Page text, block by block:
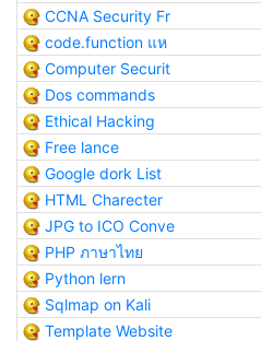
CCNA Security Fr
code.function แห
Computer Securit
Dos commands
Ethical Hacking
Free lance
Google dork List
HTML Charecter
JPG to ICO Conve
PHP ภาษาไทย
Python lern
Sqlmap on Kali
Template Website